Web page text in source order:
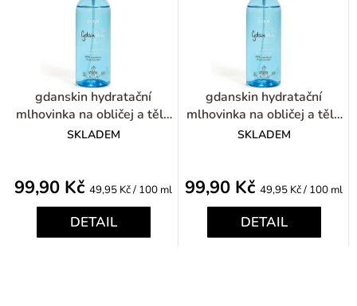
gdanskin hydratační
mlhovinka na obličej a tělo
200ml
SKLADEM
99,90 Kč Měrná
cena:
49,95 Kč / 100 ml
DETAIL
gdanskin hydratační
mlhovinka na obličej a tělo
200ml
SKLADEM
99,90 Kč Měrná
cena:
49,95 Kč / 100 ml
DETAIL